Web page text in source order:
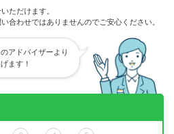
ただけます。
合わせではありませんのでご安心ください。
アドバイザーより
ます！